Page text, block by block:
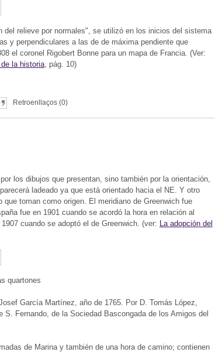
relieve por normales", se utilizó en los inicios del sistema
y perpendiculares a las de de máxima pendiente que
el coronel Rigobert Bonne para un mapa de Francia. (Ver:
la historia, pág. 10)
Retroenllaços (0)
los dibujos que presentan, sino también por la orientación,
ladeado ya que está orientado hacia el NE. Y otro
toman como origen. El meridiano de Greenwich fue
fue en 1901 cuando se acordó la hora en relación al
cuando se adoptó el de Greenwich. (ver:
La adopción del
quartones
García Martínez, año de 1765. Por D. Tomás López,
Fernando, de la Sociedad Bascongada de los Amigos del
de Marina y también de una hora de camino; contienen